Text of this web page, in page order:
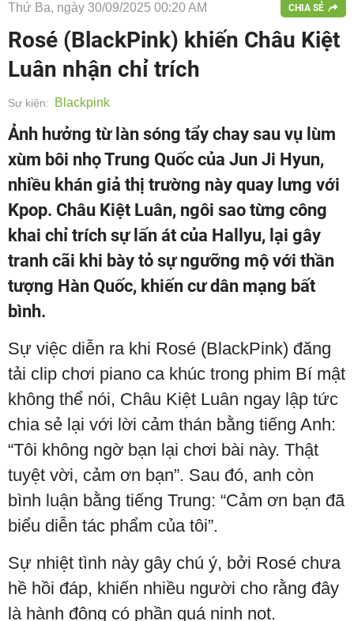
Thứ Ba, ngày 30/09/2025 00:20 AM CHIA SẺ
Rosé (BlackPink) khiến Châu Kiệt
Luân nhận chỉ trích
Sự kiện: Blackpink
Ảnh hưởng từ làn sóng tẩy chay sau vụ lùm
xùm bôi nhọ Trung Quốc của Jun Ji Hyun,
nhiều khán giả thị trường này quay lưng với
Kpop. Châu Kiệt Luân, ngôi sao từng công
khai chỉ trích sự lấn át của Hallyu, lại gây
tranh cãi khi bày tỏ sự ngưỡng mộ với thần
tượng Hàn Quốc, khiến cư dân mạng bất
bình.
Sự việc diễn ra khi Rosé (BlackPink) đăng
tải clip chơi piano ca khúc trong phim Bí mật
không thể nói, Châu Kiệt Luân ngay lập tức
chia sẻ lại với lời cảm thán bằng tiếng Anh:
“Tôi không ngờ bạn lại chơi bài này. Thật
tuyệt vời, cảm ơn bạn”. Sau đó, anh còn
bình luận bằng tiếng Trung: “Cảm ơn bạn đã
biểu diễn tác phẩm của tôi”.
Sự nhiệt tình này gây chú ý, bởi Rosé chưa
hề hồi đáp, khiến nhiều người cho rằng đây
là hành động có phần quá nịnh nọt.